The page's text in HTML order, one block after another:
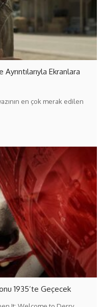
Ayrıntılarıyla Ekranlara
en çok merak edilen
1935’te Geçecek